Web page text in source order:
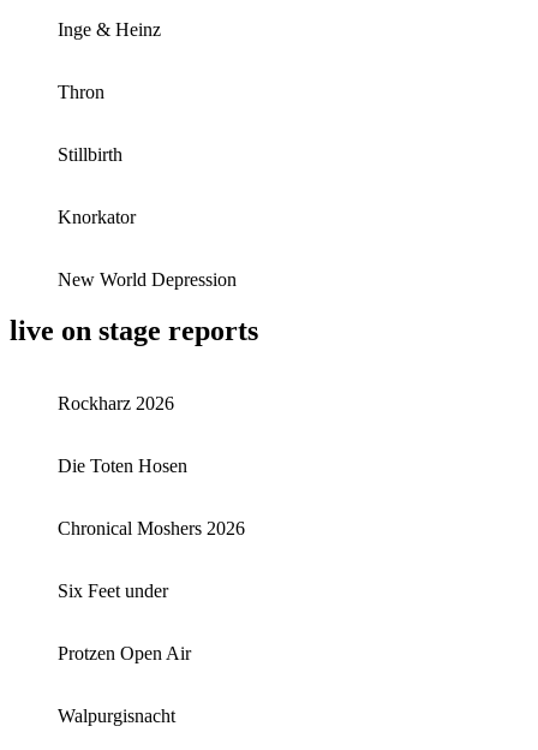
Inge & Heinz
Thron
Stillbirth
Knorkator
New World Depression
live on stage reports
Rockharz 2026
Die Toten Hosen
Chronical Moshers 2026
Six Feet under
Protzen Open Air
Walpurgisnacht